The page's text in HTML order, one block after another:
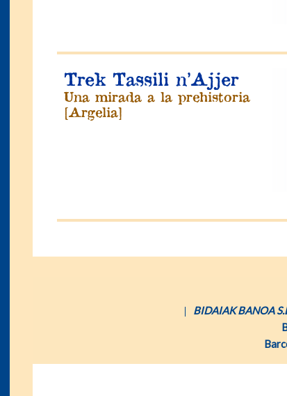
Trek Tassili n’Ajjer
Una mirada a la prehistoria
[Argelia]
BIDAIAK BANOA